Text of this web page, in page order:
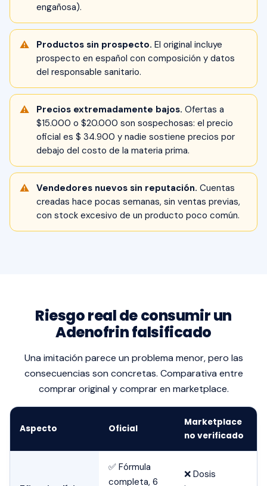
engañosa).
Productos sin prospecto. El original incluye
prospecto en español con composición y datos
del responsable sanitario.
Precios extremadamente bajos. Ofertas a
$15.000 o $20.000 son sospechosas: el precio
oficial es $ 34.900 y nadie sostiene precios por
debajo del costo de la materia prima.
Vendedores nuevos sin reputación. Cuentas
creadas hace pocas semanas, sin ventas previas,
con stock excesivo de un producto poco común.
Riesgo real de consumir un
Adenofrin falsificado
Una imitación parece un problema menor, pero las
consecuencias son concretas. Comparativa entre
comprar original y comprar en marketplace.
Aspecto Oficial
Marketplace
no verificado
✅ Fórmula
completa, 6
❌ Dosis